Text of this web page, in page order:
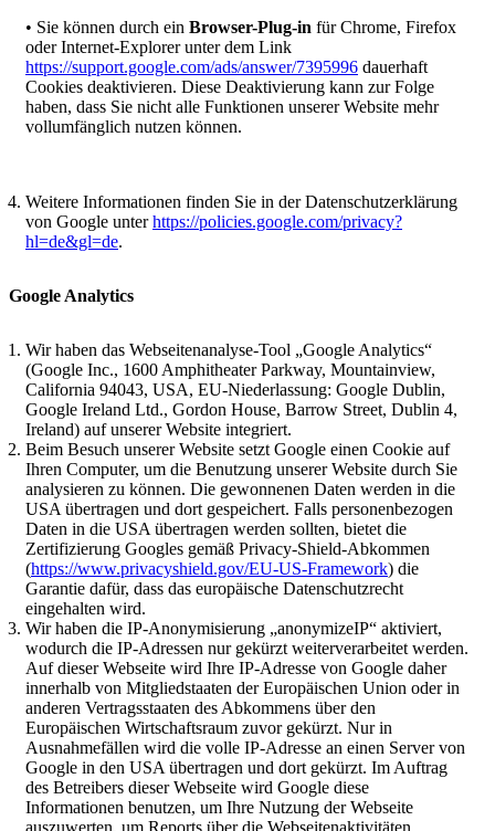
• Sie können durch ein Browser-Plug-in für Chrome, Firefox
oder Internet-Explorer unter dem Link
https://support.google.com/ads/answer/7395996 dauerhaft
Cookies deaktivieren. Diese Deaktivierung kann zur Folge
haben, dass Sie nicht alle Funktionen unserer Website mehr
vollumfänglich nutzen können.
Weitere Informationen finden Sie in der Datenschutzerklärung
von Google unterhttps://policies.google.com/privacy?
hl=de&gl=de.
Google Analytics
Wir haben das Webseitenanalyse-Tool „Google Analytics“
(Google Inc., 1600 Amphitheater Parkway, Mountainview,
California 94043, USA, EU-Niederlassung: Google Dublin,
Google Ireland Ltd., Gordon House, Barrow Street, Dublin 4,
Ireland) auf unserer Website integriert.
Beim Besuch unserer Website setzt Google einen Cookie auf
Ihren Computer, um die Benutzung unserer Website durch Sie
analysieren zu können. Die gewonnenen Daten werden in die
USA übertragen und dort gespeichert. Falls personenbezogen
Daten in die USA übertragen werden sollten, bietet die
Zertifizierung Googles gemäß Privacy-Shield-Abkommen
(https://www.privacyshield.gov/EU-US-Framework) die
Garantie dafür, dass das europäische Datenschutzrecht
eingehalten wird.
Wir haben die IP-Anonymisierung „anonymizeIP“ aktiviert,
wodurch die IP-Adressen nur gekürzt weiterverarbeitet werden.
Auf dieser Webseite wird Ihre IP-Adresse von Google daher
innerhalb von Mitgliedstaaten der Europäischen Union oder in
anderen Vertragsstaaten des Abkommens über den
Europäischen Wirtschaftsraum zuvor gekürzt. Nur in
Ausnahmefällen wird die volle IP-Adresse an einen Server von
Google in den USA übertragen und dort gekürzt. Im Auftrag
des Betreibers dieser Webseite wird Google diese
Informationen benutzen, um Ihre Nutzung der Webseite
auszuwerten, um Reports über die Webseitenaktivitäten